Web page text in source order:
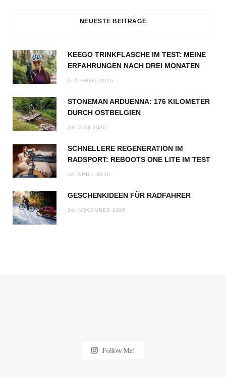
NEUESTE BEITRÄGE
KEEGO TRINKFLASCHE IM TEST: MEINE
ERFAHRUNGEN NACH DREI MONATEN
2. AUGUST 2026
STONEMAN ARDUENNA: 176 KILOMETER
DURCH OSTBELGIEN
28. JUNI 2026
SCHNELLERE REGENERATION IM
RADSPORT: REBOOTS ONE LITE IM TEST
12. APRIL 2026
GESCHENKIDEEN FÜR RADFAHRER
30. NOVEMBER 2025
Follow Me!